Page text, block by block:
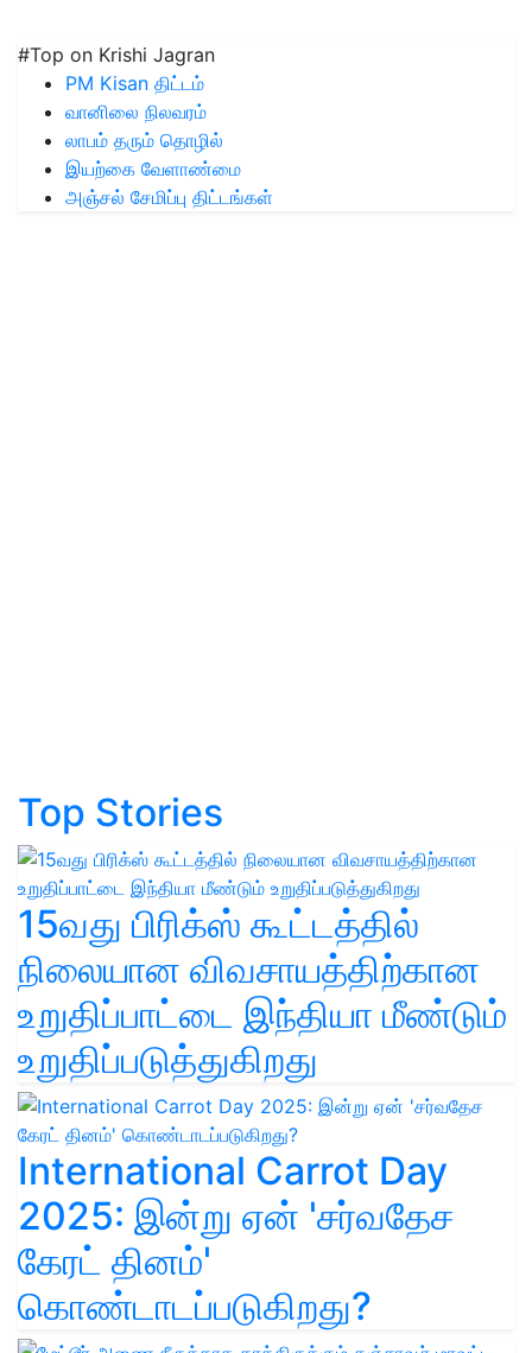
#Top on Krishi Jagran
PM Kisan திட்டம்
வானிலை நிலவரம்
லாபம் தரும் தொழில்
இயற்கை வேளாண்மை
அஞ்சல் சேமிப்பு திட்டங்கள்
Top Stories
15வது பிரிக்ஸ் கூட்டத்தில்
நிலையான விவசாயத்திற்கான
உறுதிப்பாட்டை இந்தியா மீண்டும்
உறுதிப்படுத்துகிறது
International Carrot Day
2025: இன்று ஏன் 'சர்வதேச
கேரட் தினம்'
கொண்டாடப்படுகிறது?